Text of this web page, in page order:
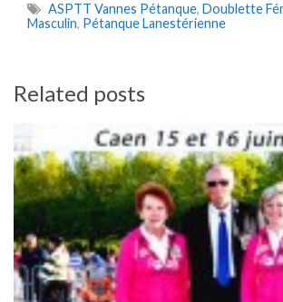
ASPTT Vannes Pétanque, Doublette
Masculin, Pétanque Lanestérienne
Related posts